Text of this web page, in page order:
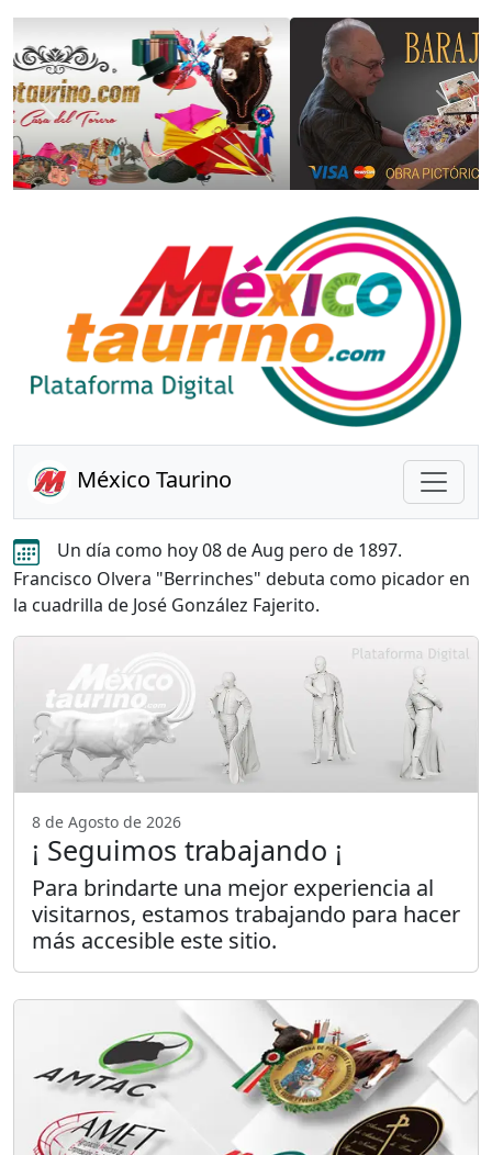
Anterior
México Taurino
Un día como hoy 08 de Aug pero de 1897.
Francisco Olvera "Berrinches" debuta como picador en
la cuadrilla de José González Fajerito.
8 de Agosto de 2026
¡ Seguimos trabajando ¡
Para brindarte una mejor experiencia al
visitarnos, estamos trabajando para hacer
más accesible este sitio.